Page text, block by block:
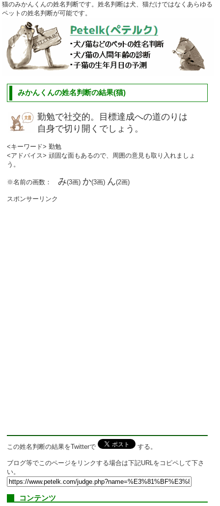
猫のみかんくんの姓名判断です。姓名判断は犬、猫だけではなくあらゆる
ペットの姓名判断が可能です。
みかんくんの姓名判断の結果(猫)
勤勉で社交的。目標達成への道のりは
自身で切り開くでしょう。
<キーワード> 勤勉
<アドバイス> 頑固な面もあるので、周囲の意見も取り入れましょ
う。
※名前の画数：み(3画) か(3画) ん(2画)
スポンサーリンク
この姓名判断の結果をTwitterで する。
ブログ等でこのページをリンクする場合は下記URLをコピペして下さ
い。
コンテンツ